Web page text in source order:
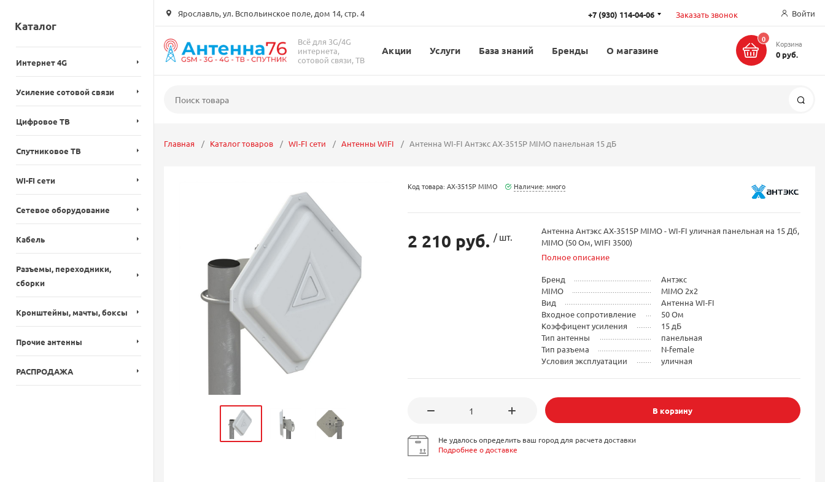
Ярославль, ул. Вспольинское поле, дом 14, стр. 4 +7 (930) 114-04-06 Заказать звонок Войти
Всё для 3G/4G
интернета,
сотовой связи, ТВ
Акции Услуги База знаний Бренды О магазине
0 Корзина
0 руб.
Каталог
Интернет 4G
Усиление сотовой связи
Цифровое ТВ
Спутниковое ТВ
WI-FI сети
Сетевое оборудование
Кабель
Разъемы, переходники,
сборки
Кронштейны, мачты, боксы
Прочие антенны
РАСПРОДАЖА
Главная Каталог товаров WI-FI сети Антенны WIFI Антенна WI-FI Антэкс AX-3515P MIMO панельная 15 дБ
Код товара: AX-3515P MIMO Наличие: много
2 210 руб. / шт.
Антенна Антэкс AX-3515P MIMO - WI-FI уличная панельная на 15 Дб,
MIMO (50 Ом, WIFI 3500)
Полное описание
Бренд
Антэкс
MIMO
MIMO 2x2
Вид
Антенна WI-FI
Входное сопротивление
50 Ом
Коэффицент усиления
15 дБ
Тип антенны
панельная
Тип разъема
N-female
Условия эксплуатации
уличная
В корзину
Не удалось определить ваш город для расчета доставки
Подробнее о доставке